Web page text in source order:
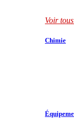
Voir
Chimie